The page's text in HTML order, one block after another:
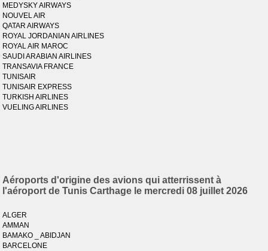
MEDYSKY AIRWAYS
NOUVEL AIR
QATAR AIRWAYS
ROYAL JORDANIAN AIRLINES
ROYAL AIR MAROC
SAUDI ARABIAN AIRLINES
TRANSAVIA FRANCE
TUNISAIR
TUNISAIR EXPRESS
TURKISH AIRLINES
VUELING AIRLINES
Aéroports d'origine des avions qui atterrissent à
l'aéroport de Tunis Carthage le mercredi 08 juillet 2026
ALGER
AMMAN
BAMAKO _ ABIDJAN
BARCELONE